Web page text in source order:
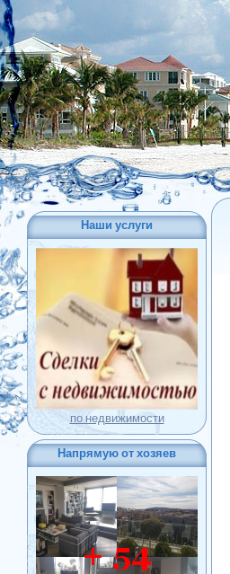
Наши услуги
по недвижимости
Напрямую от хозяев